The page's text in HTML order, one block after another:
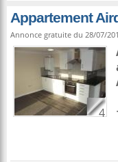
Appartement
Annonce gratuite du 28/07/
4